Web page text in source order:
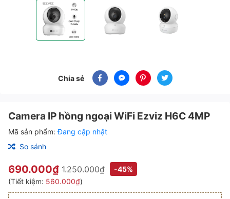
Camera IP hồng ngoại WiFi Ezviz H6C 4MP
Camera IP hồng ngoại WiFi Ezviz H6C
Chia sẻ
Camera IP hồng ngoại WiFi Ezviz H6C 4MP
Mã sản phẩm:Đang cập nhật
So sánh
690.000₫ 1.250.000₫
-45%
(Tiết kiệm: 560.000₫)